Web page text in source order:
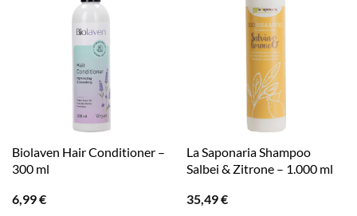
Biolaven Hair Conditioner –
300 ml
6,99€
La Saponaria Shampoo
Salbei & Zitrone – 1.000 ml
35,49€